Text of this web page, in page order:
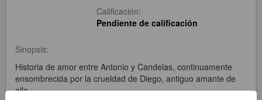
Calificación:
Pendiente de calificación
Sinopsis:
Historia de amor entre Antonio y Candelas, continuamente
ensombrecida por la crueldad de Diego, antiguo amante de
ella.